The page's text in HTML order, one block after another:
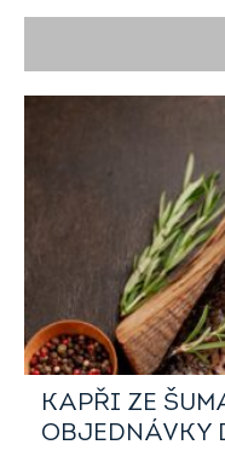
KAPŘI ZE
OBJEDNÁVKY